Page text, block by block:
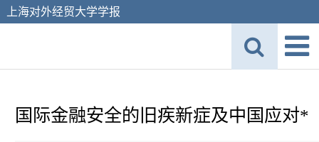
上海对外经贸大学学报
国际金融安全的旧疾新症及中国应对*